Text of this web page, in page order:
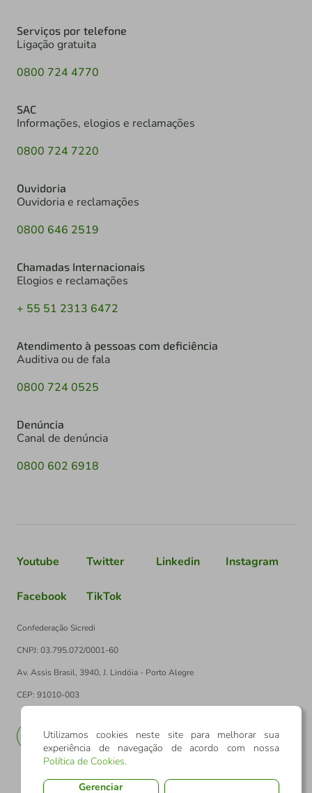
Serviços por telefone
Ligação gratuita
0800 724 4770
SAC
Informações, elogios e reclamações
0800 724 7220
Ouvidoria
Ouvidoria e reclamações
0800 646 2519
Chamadas Internacionais
Elogios e reclamações
+ 55 51 2313 6472
Atendimento à pessoas com deficiência
Auditiva ou de fala
0800 724 0525
Denúncia
Canal de denúncia
0800 602 6918
Youtube Twitter Linkedin Instagram
Facebook TikTok
Confederação Sicredi
CNPJ: 03.795.072/0001-60
Av. Assis Brasil, 3940, J. Lindóia - Porto Alegre
CEP: 91010-003
EN
Utilizamos cookies neste site para melhorar sua
experiência de navegação de acordo com nossa
Política de Cookies.
Gerenciar